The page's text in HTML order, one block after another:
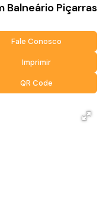
Piçarras
Fale Conosco
Imprimir
QR Code